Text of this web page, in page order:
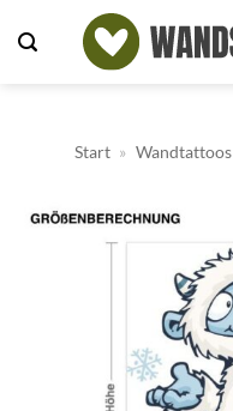
Inhalt
Start » Wandtattoos